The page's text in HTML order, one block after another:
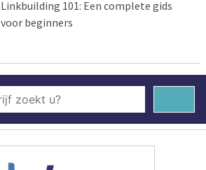
Linkbuilding 101: Een complete gids
voor beginners